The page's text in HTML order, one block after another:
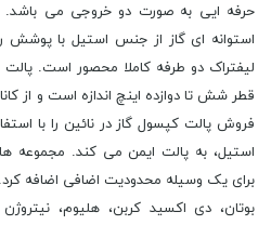
حرفه ایی به صورت دو خروجی می باشد.
استوانه ای گاز از جنس استیل با پوشش
لیفتراک دو طرفه کاملا محصور است. پالت
قطر شش تا دوازده اینچ اندازه است و از
فروش پالت کپسول گاز در نائین را با
استیل، به پالت ایمن می کند. مجموعه
برای یک وسیله محدودیت اضافی اضافه
بوتان، دی اکسید کربن، هلیوم،